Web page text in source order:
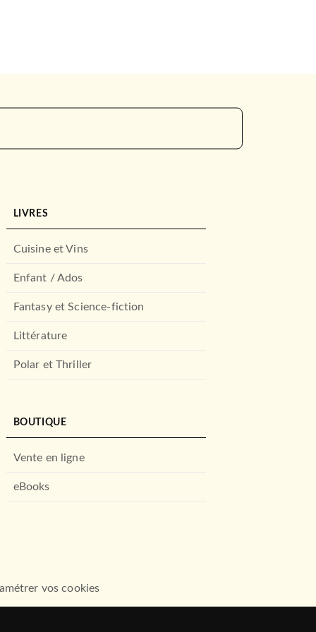
LIVRES
Cuisine et Vins
Enfant / Ados
Fantasy et Science-fiction
Littérature
Polar et Thriller
BOUTIQUE
Vente en ligne
eBooks
vos cookies